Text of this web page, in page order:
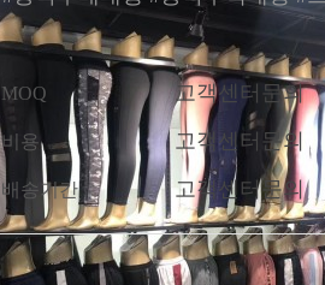
MOQ 고객센터문의
비용 고객센터문의
배송기간 고객센터문의